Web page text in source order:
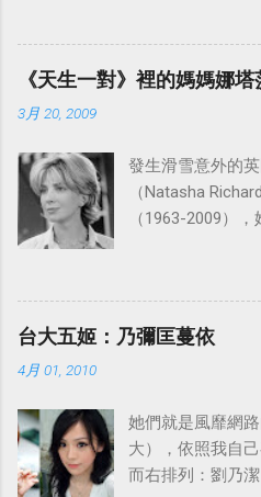
「愛之船」（
是在1977年9月
ABC頻道首播，
之船旋律：
《天生一對》裡的媽媽娜
3月 20, 2009
發生滑雪意外的
（Natasha
（1963-2009）
到傷心，希望外
台大五姬：乃彌匡蔓依
4月 01, 2010
她們就是風靡網
大），依照我自
而右排列：劉乃